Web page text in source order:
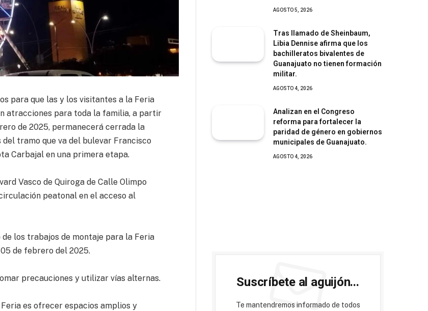
para que las y los visitantes a la Feria
atracciones para toda la familia, a partir
de 2025, permanecerá cerrada la
tramo que va del bulevar Francisco
Carbajal en una primera etapa.
Vasco de Quiroga de Calle Olimpo
peatonal en el acceso al
los trabajos de montaje para la Feria
de febrero del 2025.
precauciones y utilizar vías alternas.
es ofrecer espacios amplios y
AGOSTO 5, 2026
Tras llamado de Sheinbaum,
Libia Dennise afirma que los
bachilleratos bivalentes de
Guanajuato no tienen formación
militar.
AGOSTO 4, 2026
Analizan en el Congreso
reforma para fortalecer la
paridad de género en gobiernos
municipales de Guanajuato.
AGOSTO 4, 2026
Suscríbete al aguijón...
Te mantendremos informado de todos